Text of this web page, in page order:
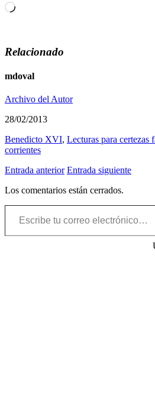
Cargando...
Relacionado
mdoval
Archivo del Autor
28/02/2013
Benedicto XVI, Lecturas para certezas
corrientes
Entrada anterior Entrada siguiente
Los comentarios están cerrados.
Escribe tu correo electrónico…